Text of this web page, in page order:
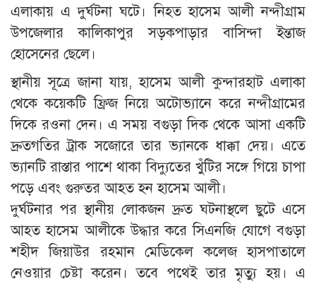
এলাকায় এ দুর্ঘটনা ঘটে। নিহত হাসেম আলী নন্দীগ্রাম
উপজেলার কালিকাপুর সড়কপাড়ার বাসিন্দা ইন্তাজ
হোসেনের ছেলে।
স্থানীয় সূত্রে জানা যায়, হাসেম আলী কুন্দারহাট এলাকা
থেকে কয়েকটি ফ্রিজ নিয়ে অটোভ্যানে করে নন্দীগ্রামের
দিকে রওনা দেন। এ সময় বগুড়া দিক থেকে আসা একটি
দ্রুতগতির ট্রাক সজোরে তার ভ্যানকে ধাক্কা দেয়। এতে
ভ্যানটি রাস্তার পাশে থাকা বিদ্যুতের খুঁটির সঙ্গে গিয়ে চাপা
পড়ে এবং গুরুতর আহত হন হাসেম আলী।
দুর্ঘটনার পর স্থানীয় লোকজন দ্রুত ঘটনাস্থলে ছুটে এসে
আহত হাসেম আলীকে উদ্ধার করে সিএনজি যোগে বগুড়া
শহীদ জিয়াউর রহমান মেডিকেল কলেজ হাসপাতালে
নেওয়ার চেষ্টা করেন। তবে পথেই তার মৃত্যু হয়। এ